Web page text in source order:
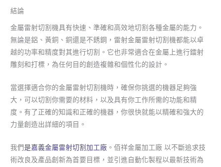
結論
金屬雷射切割機具有快速、準確和高效地切割各種金屬的能力。
無論是鋁、黃銅、銅還是不銹鋼，雷射金屬雷射切割機都能以卓
越的功率和精度對其進行切割。它也非常適合在金屬上進行鐳射
雕刻和打標，為任何目的創造複雜和個性化的設計。
當選擇適合你的金屬雷射切割機時，確保你挑選的機器足夠強
大，可以切割你需要的材料，以及具有你工作所需的功能和精
度。有了正確的知識和正確的機器，你很快就能以精確和強大的
力量創造出詳細的項目。
我們是嘉義金屬雷射切割加工廠 。佰祥金屬加工廠 以不斷追求技
術改良及產品創新為首要目標，並引進自動化製程以最新技術為